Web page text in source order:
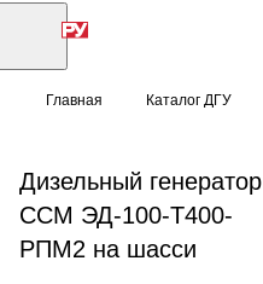
Главная Каталог ДГУ
Дизельный генератор
ССМ ЭД-100-Т400-
РПМ2 на шасси